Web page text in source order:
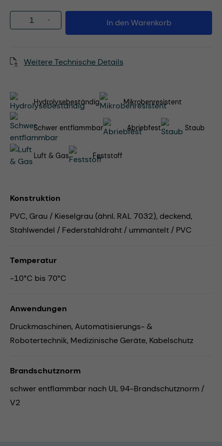
Produkt Anzahl: Gib den gewünschten
In den Warenkorb
Weitere Technische Details
Hydrolysebeständig Mikrobenresistent
Schwer entflammbar Abriebfest Staub
Luft & Gas Feststoff
Konstruktion
PVC, Grau / Kieselgrau (ähnl. RAL 7032), deckend,
Stahlwendel / Federstahldraht / ummantelt / PVC
Temperatur
-10°C bis 70°C
Anwendungen
Druckmaschinen,Automatisierungs- &
Robotertechnik, Medizinische Geräte, Kabelschutz
Brandschutznorm
schwer entflammbar nach UL 94-Brandschutznorm /
V2